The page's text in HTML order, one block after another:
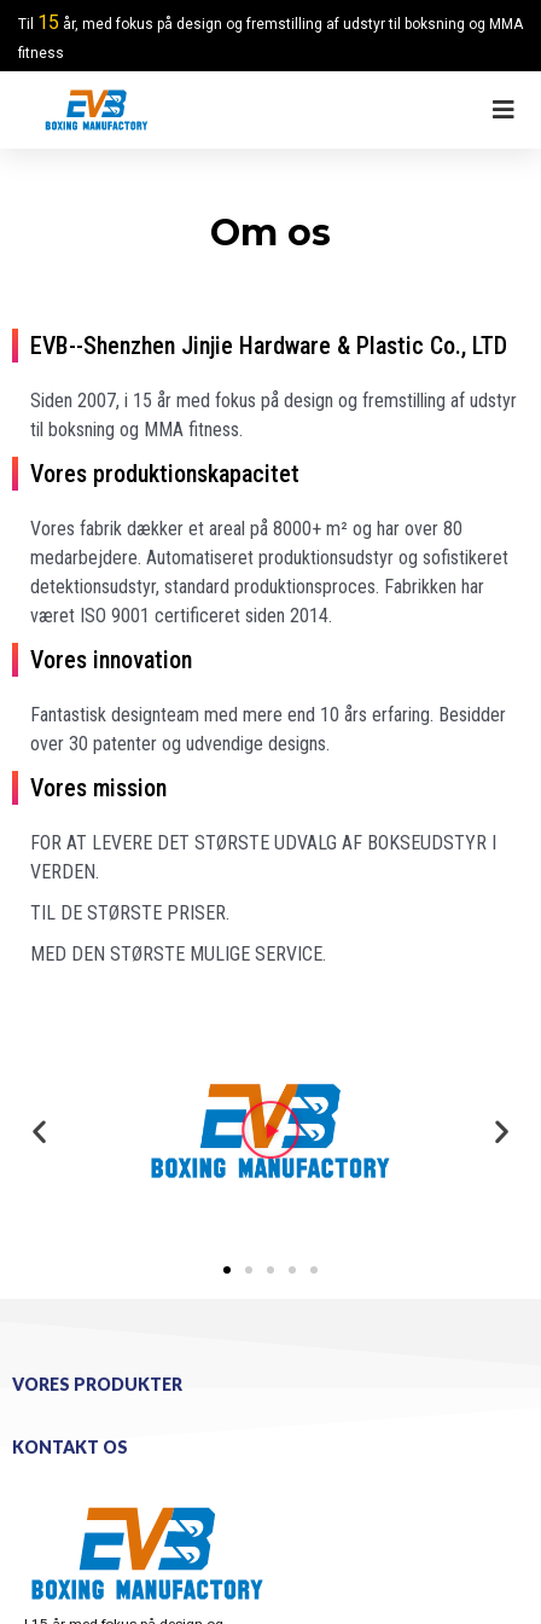
Til 15 år, med fokus på design og fremstilling af udstyr til boksning og MMA
fitness
Om os
EVB--Shenzhen Jinjie Hardware & Plastic Co., LTD
Siden 2007, i 15 år med fokus på design og fremstilling af udstyr
til boksning og MMA fitness.
Vores produktionskapacitet
Vores fabrik dækker et areal på 8000+ m² og har over 80
medarbejdere. Automatiseret produktionsudstyr og sofistikeret
detektionsudstyr, standard produktionsproces. Fabrikken har
været ISO 9001 certificeret siden 2014.
Vores innovation
Fantastisk designteam med mere end 10 års erfaring. Besidder
over 30 patenter og udvendige designs.
Vores mission
FOR AT LEVERE DET STØRSTE UDVALG AF BOKSEUDSTYR I
VERDEN.
TIL DE STØRSTE PRISER.
MED DEN STØRSTE MULIGE SERVICE.
VORES PRODUKTER
KONTAKT OS